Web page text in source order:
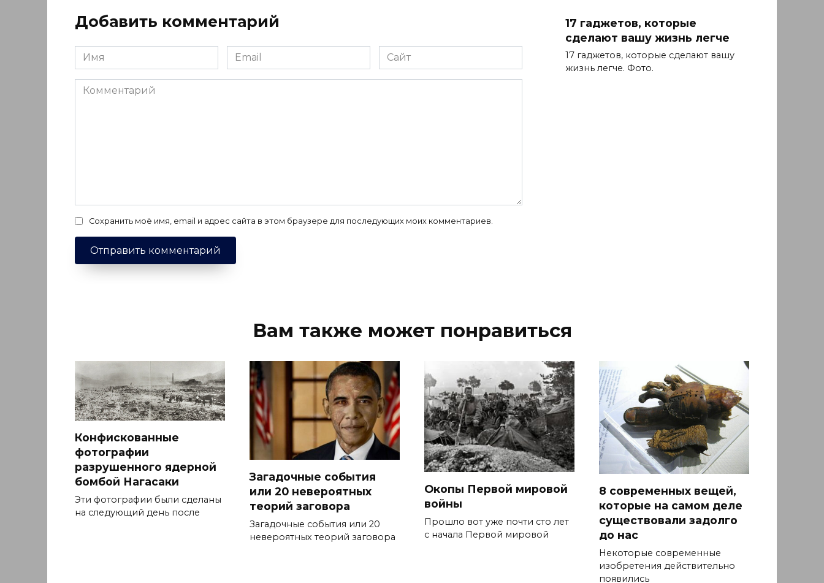
Добавить комментарий
Имя
*
Email
*
Сайт
Комментарий
Сохранить моё имя, email и адрес сайта в этом браузере для последующих моих комментариев.
17 гаджетов, которые
сделают вашу жизнь легче
17 гаджетов, которые сделают вашу
жизнь легче. Фото.
Вам также может понравиться
Конфискованные
фотографии
разрушенного ядерной
бомбой Нагасаки
Эти фотографии были сделаны
на следующий день после
Загадочные события
или 20 невероятных
теорий заговора
Загадочные события или 20
невероятных теорий заговора
Окопы Первой мировой
войны
Прошло вот уже почти сто лет
с начала Первой мировой
8 современных вещей,
которые на самом деле
существовали задолго
до нас
Некоторые современные
изобретения действительно
появились